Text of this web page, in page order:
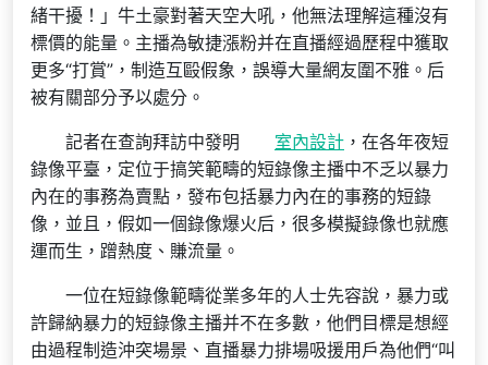
緒干擾！」牛土豪對著天空大吼，他無法理解這種沒有
標價的能量。主播為敏捷漲粉并在直播經過歷程中獲取
更多“打賞”，制造互毆假象，誤導大量網友圍不雅。后
被有關部分予以處分。
記者在查詢拜訪中發明 室內設計 ，在各年夜短
錄像平臺，定位于搞笑範疇的短錄像主播中不乏以暴力
內在的事務為賣點，發布包括暴力內在的事務的短錄
像，並且，假如一個錄像爆火后，很多模擬錄像也就應
運而生，蹭熱度、賺流量。
一位在短錄像範疇從業多年的人士先容說，暴力或
許歸納暴力的短錄像主播并不在多數，他們目標是想經
由過程制造沖突場景、直播暴力排場吸援用戶為他們“叫